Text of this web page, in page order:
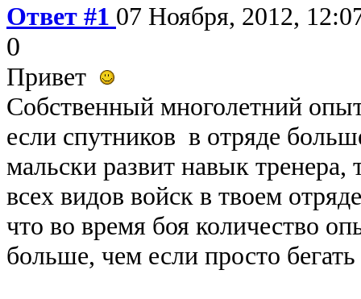
Ответ #1 07 Ноября, 2012,
0
Привет
Собственный многолетний
если спутников в отряде
мальски развит навык
всех видов войск в твоем
что во время боя количество
больше, чем если просто